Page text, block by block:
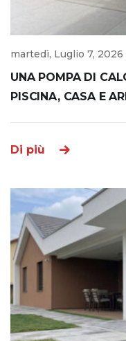
martedì, Luglio 7, 2026
UNA POMPA DI
PISCINA, CASA E
Di più